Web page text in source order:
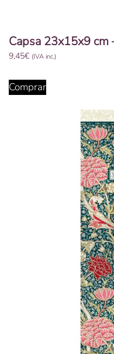
Capsa 23x15x9
9,45€ (IVA inc.)
Comprar